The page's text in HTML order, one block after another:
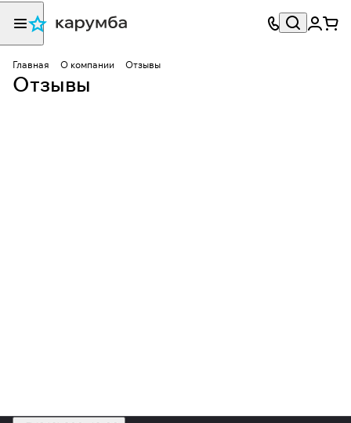
Главная О компании Отзывы
Отзывы